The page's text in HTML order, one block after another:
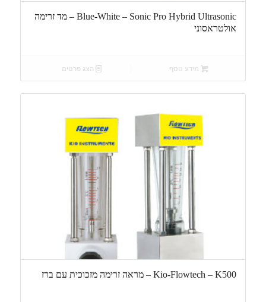
Blue-White – Sonic Pro Hybrid Ultrasonic – מד זרימה
אולטראסוני
מידע נוסף הצג פרטים
Kio-Flowtech – K500 – מראה זרימה מזכוכית עם ברז